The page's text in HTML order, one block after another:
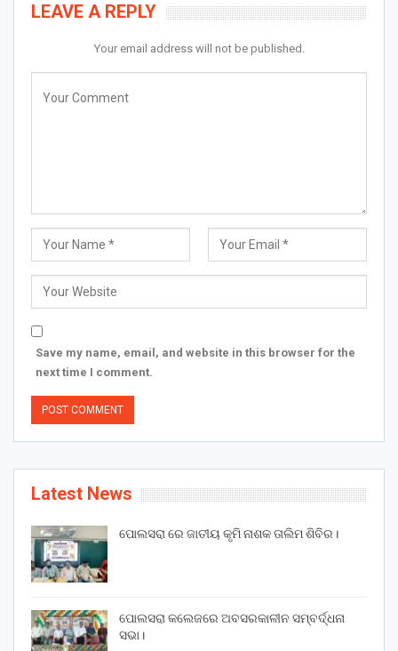
LEAVE A REPLY
Your email address will not be published.
Save my name, email, and website in this browser for the
next time I comment.
Latest News
ପୋଲସରା ରେ ଜାତୀୟ କୃମି ନାଶକ ତାଲିମ ଶିବିର।
ପୋଲସରା କଲେଜରେ ଅବସରକାଳୀନ ସମ୍ବର୍ଦ୍ଧନା
ସଭା।